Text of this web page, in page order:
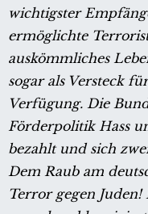
wichtigster
ermöglichte
auskömmliches
sogar als Versteck
Verfügung. Die
Förderpolitik Hass
bezahlt und sich
Dem Raub am
Terror gegen Juden!